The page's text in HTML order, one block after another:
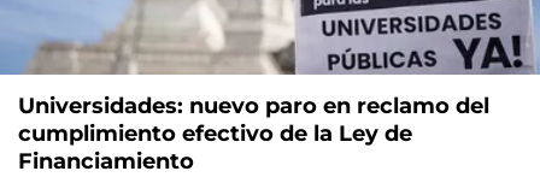
Universidades: nuevo paro en reclamo del
cumplimiento efectivo de la Ley de
Financiamiento